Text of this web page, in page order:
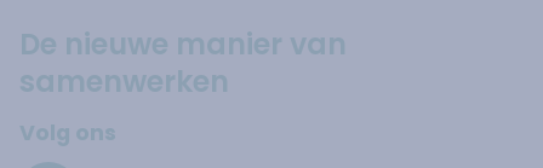
De nieuwe manier van
samenwerken
Volg ons